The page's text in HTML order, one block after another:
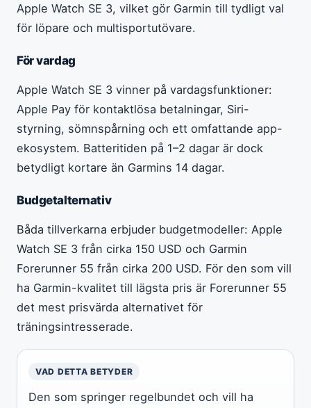
Apple Watch SE 3, vilket gör Garmin till tydligt val
för löpare och multisportutövare.
För vardag
Apple Watch SE 3 vinner på vardagsfunktioner:
Apple Pay för kontaktlösa betalningar, Siri-
styrning, sömnspårning och ett omfattande app-
ekosystem. Batteritiden på 1–2 dagar är dock
betydligt kortare än Garmins 14 dagar.
Budgetalternativ
Båda tillverkarna erbjuder budgetmodeller: Apple
Watch SE 3 från cirka 150 USD och Garmin
Forerunner 55 från cirka 200 USD. För den som vill
ha Garmin-kvalitet till lägsta pris är Forerunner 55
det mest prisvärda alternativet för
träningsintresserade.
VAD DETTA BETYDER
Den som springer regelbundet och vill ha